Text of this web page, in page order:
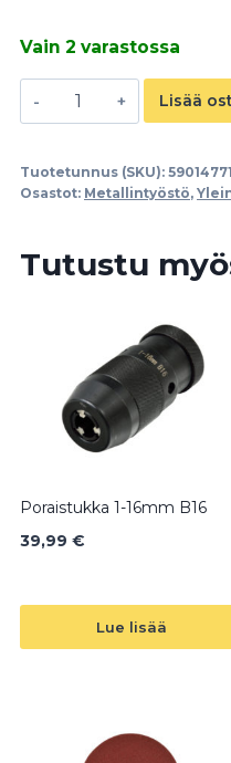
Vain 2 varastossa
Kierrekampa
0,25-
mm
Os
Lisää
Tuotetunnus (SKU):
Osastot: Metallintyöstö,
Tutustu
Poraistukka 1-16mm B16
39,99 €
Lue lisää